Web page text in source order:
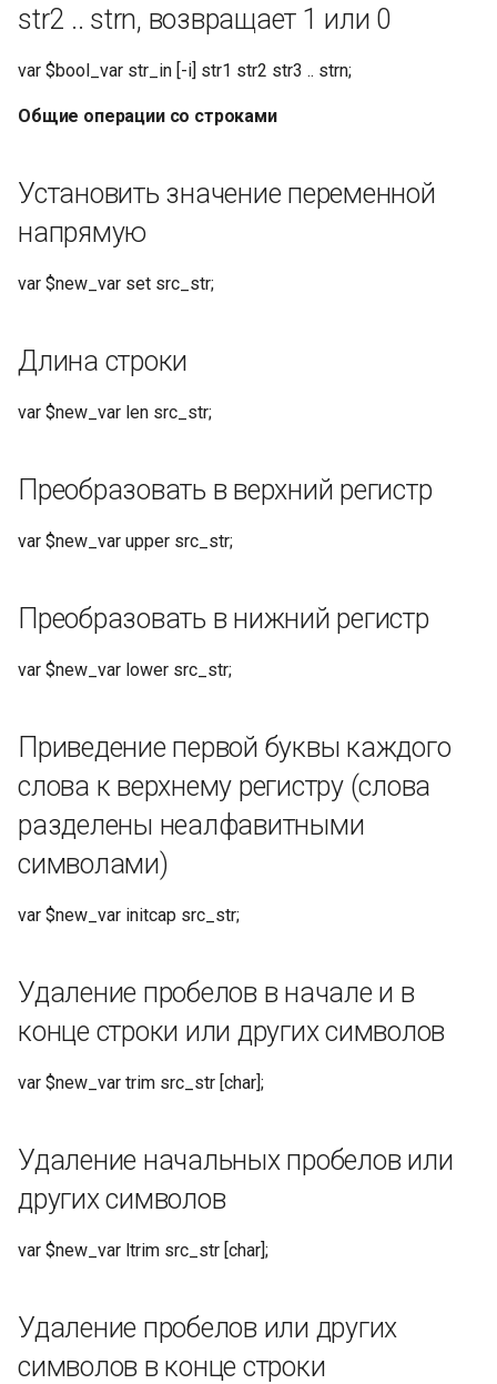
Результат: [1,2,3]
Извлечение объекта в
виде JSON-строки
'{"user":
{"name":"Bob","age":30}}' user;
выражения
Проверьте, соответствует
ли регулярное выражение,
Операции с регулярными
выражениями
Проверьте, равны ли числа,
возвращает 1 или 0
Проверьте, не равны ли
числа, возвращает 1 или 0
Проверьте, меньше ли или
равно, возвращает 1 или 0
равно, возвращает 1 или 0
Проверьте, находится ли
start_num до end_num, если
end_num не указан,
диапазон будет [0,
str2 .. strn, возвращает 1 или 0
var $bool_var str_in [-i] str1 str2 str3 .. strn;
Общие операции со строками
Установить значение переменной
напрямую
var $new_var set src_str;
Длина строки
var $new_var len src_str;
Преобразовать в верхний регистр
var $new_var upper src_str;
Преобразовать в нижний регистр
var $new_var lower src_str;
Приведение первой буквы каждого
слова к верхнему регистру (слова
разделены неалфавитными
символами)
var $new_var initcap src_str;
Удаление пробелов в начале и в
конце строки или других символов
var $new_var trim src_str [char];
Удаление начальных пробелов или
других символов
var $new_var ltrim src_str [char];
Удаление пробелов или других
символов в конце строки